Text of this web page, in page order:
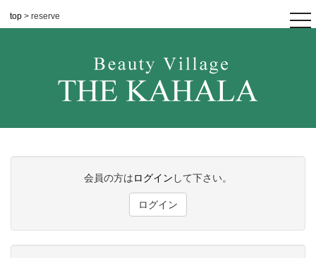
top > reserve
会員の方はログイン して下さい。
ログイン